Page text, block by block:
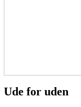
Ude for uden